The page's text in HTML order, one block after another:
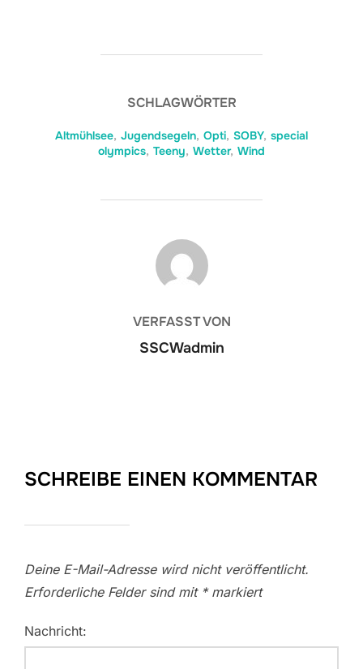
SCHLAGWÖRTER
Altmühlsee, Jugendsegeln, Opti, SOBY, special
olympics, Teeny, Wetter, Wind
BEITRAGSAUTOR
VERFASST VON
SSCWadmin
SCHREIBE EINEN KOMMENTAR
Deine E-Mail-Adresse wird nicht veröffentlicht.
Erforderliche Felder sind mit *markiert
Nachricht: